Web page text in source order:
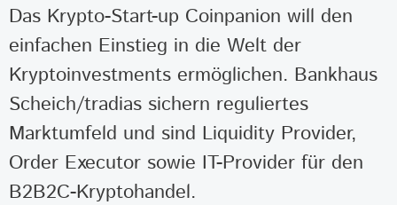
Das Krypto-Start-up Coinpanion will den
einfachen Einstieg in die Welt der
Kryptoinvestments ermöglichen. Bankhaus
Scheich/tradias sichern reguliertes
Marktumfeld und sind Liquidity Provider,
Order Executor sowie IT-Provider für den
B2B2C-Kryptohandel.